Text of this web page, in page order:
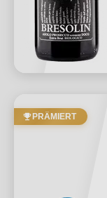
PRÄMIERT